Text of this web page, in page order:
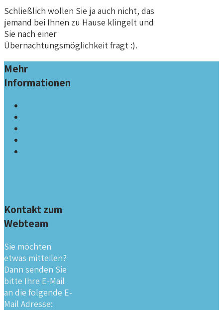
Schließlich wollen Sie ja auch nicht, das
jemand bei Ihnen zu Hause klingelt und
Sie nach einer
Übernachtungsmöglichkeit fragt :).
Mehr
Informationen
Kontakt zum
Webteam
Sie möchten
etwas mitteilen?
Dann senden Sie
bitte Ihre E-Mail
an die folgende E-
Mail Adresse: